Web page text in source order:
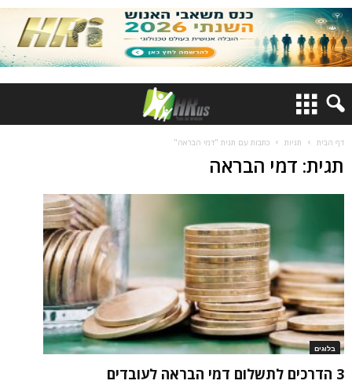
דף הבית תגיות כתבות עם תגית "דמי הבראה"
תגית: דמי הבראה
בלוגים
3 הדרכים לתשלום דמי הבראה לעובדים